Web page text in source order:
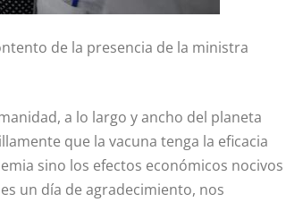
de la presencia de la ministra
a lo largo y ancho del planeta
que la vacuna tenga la eficacia
sino los efectos económicos nocivos
un día de agradecimiento, nos